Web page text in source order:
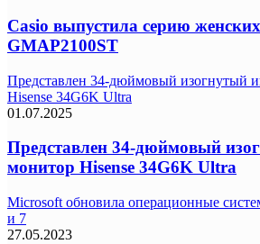
Casio выпустила серию
GMAP2100ST
Представлен 34-дюймовый изогнутый
Hisense 34G6K Ultra
01.07.2025
Представлен 34-дюймовый
монитор Hisense 34G6K Ultra
Microsoft обновила операционные
и 7
27.05.2023